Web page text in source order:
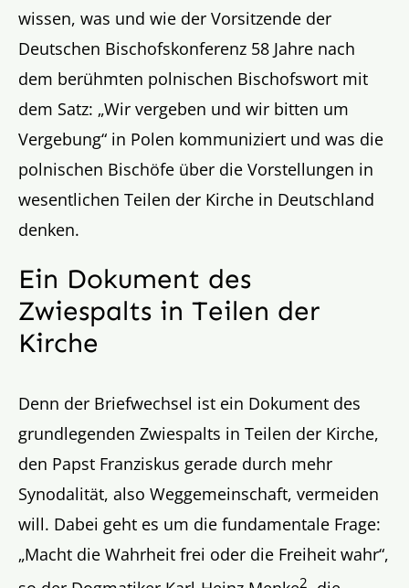
wissen, was und wie der Vorsitzende der
Deutschen Bischofskonferenz 58 Jahre nach
dem berühmten polnischen Bischofswort mit
dem Satz: „Wir vergeben und wir bitten um
Vergebung“ in Polen kommuniziert und was die
polnischen Bischöfe über die Vorstellungen in
wesentlichen Teilen der Kirche in Deutschland
denken.
Ein Dokument des
Zwiespalts in Teilen der
Kirche
Denn der Briefwechsel ist ein Dokument des
grundlegenden Zwiespalts in Teilen der Kirche,
den Papst Franziskus gerade durch mehr
Synodalität, also Weggemeinschaft, vermeiden
will. Dabei geht es um die fundamentale Frage:
„Macht die Wahrheit frei oder die Freiheit wahr“,
2